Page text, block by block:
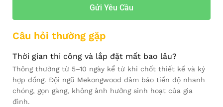
Gửi Yêu Cầu
Câu hỏi thường gặp
Thời gian thi công và lắp đặt mất bao lâu?
Thông thường từ 5–10 ngày kể từ khi chốt thiết kế và ký
hợp đồng. Đội ngũ Mekongwood đảm bảo tiến độ nhanh
chóng, gọn gàng, không ảnh hưởng sinh hoạt của gia
đình.